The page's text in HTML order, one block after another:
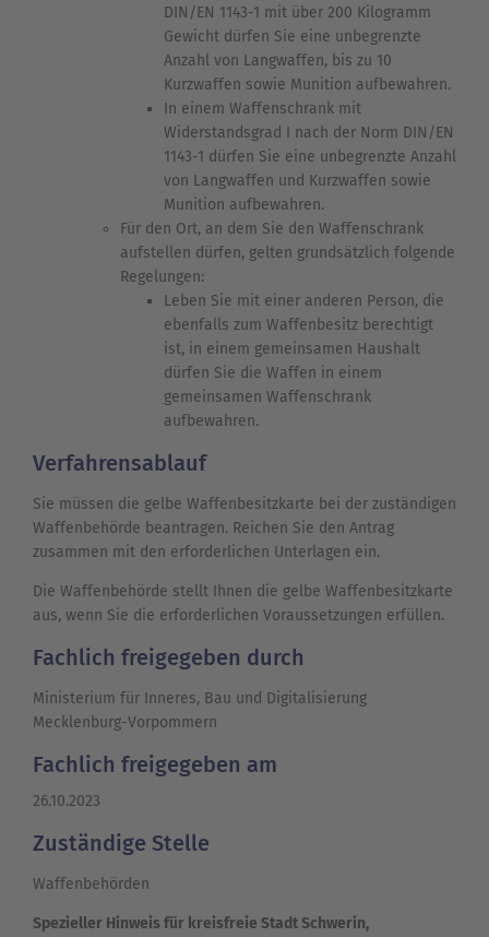
DIN/EN 1143-1 mit über 200 Kilogramm
Gewicht dürfen Sie eine unbegrenzte
Anzahl von Langwaffen, bis zu 10
Kurzwaffen sowie Munition aufbewahren.
In einem Waffenschrank mit
Widerstandsgrad I nach der Norm DIN/EN
1143-1 dürfen Sie eine unbegrenzte Anzahl
von Langwaffen und Kurzwaffen sowie
Munition aufbewahren.
Für den Ort, an dem Sie den Waffenschrank
aufstellen dürfen, gelten grundsätzlich folgende
Regelungen:
Leben Sie mit einer anderen Person, die
ebenfalls zum Waffenbesitz berechtigt
ist, in einem gemeinsamen Haushalt
dürfen Sie die Waffen in einem
gemeinsamen Waffenschrank
aufbewahren.
Verfahrensablauf
Sie müssen die gelbe Waffenbesitzkarte bei der zuständigen
Waffenbehörde beantragen. Reichen Sie den Antrag
zusammen mit den erforderlichen Unterlagen ein.
Die Waffenbehörde stellt Ihnen die gelbe Waffenbesitzkarte
aus, wenn Sie die erforderlichen Voraussetzungen erfüllen.
Fachlich freigegeben durch
Ministerium für Inneres, Bau und Digitalisierung
Mecklenburg-Vorpommern
Fachlich freigegeben am
26.10.2023
Zuständige Stelle
Waffenbehörden
Spezieller Hinweis für kreisfreie Stadt Schwerin,